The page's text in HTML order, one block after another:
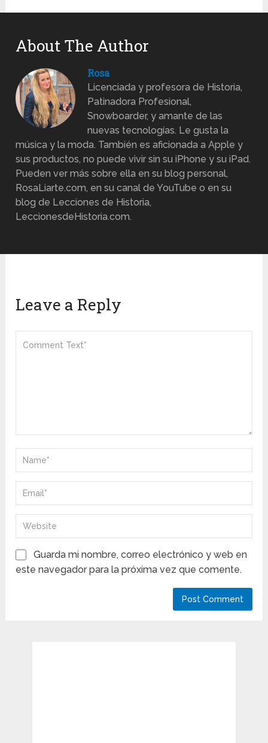
About The Author
Rosa
Licenciada y profesora de Historia,
Patinadora Profesional,
Snowboarder, y amante de las
nuevas tecnologías. Le gusta la
música y la moda. También es aficionada a Apple y
sus productos, no puede vivir sin su iPhone y su iPad.
Pueden ver más sobre ella en su blog personal,
RosaLiarte.com, en su canal de YouTube o en su
blog de Lecciones de Historia,
LeccionesdeHistoria.com.
Leave a Reply
Guarda mi nombre, correo electrónico y web en
este navegador para la próxima vez que comente.